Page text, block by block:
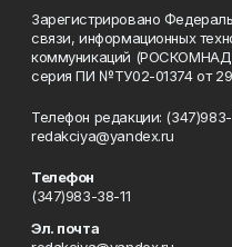
Зарегистрировано
связи, информационных
коммуникаций
серия ПИ №ТУ02-01374 от 29
Телефон редакции:
redakciya@yandex.ru
Телефон
(347)983-38-11
Эл. почта